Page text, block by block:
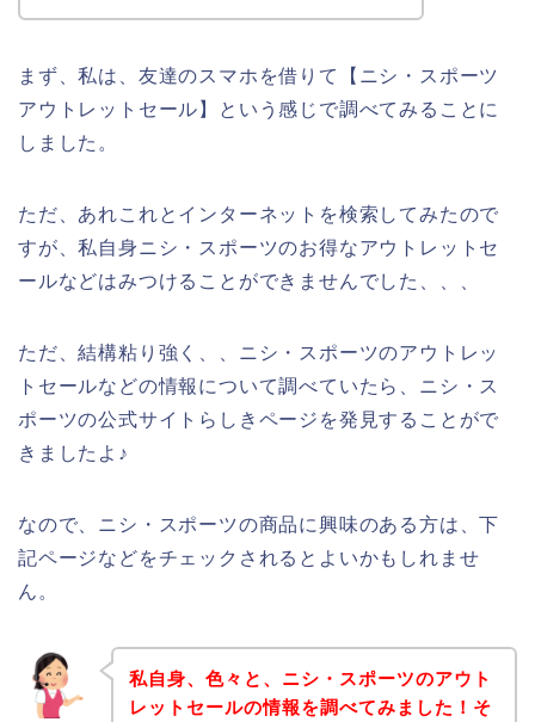
まず、私は、友達のスマホを借りて【ニシ・スポーツ
アウトレットセール】という感じで調べてみることに
しました。
ただ、あれこれとインターネットを検索してみたので
すが、私自身ニシ・スポーツのお得なアウトレットセ
ールなどはみつけることができませんでした、、、
ただ、結構粘り強く、、ニシ・スポーツのアウトレッ
トセールなどの情報について調べていたら、ニシ・ス
ポーツの公式サイトらしきページを発見することがで
きましたよ♪
なので、ニシ・スポーツの商品に興味のある方は、下
記ページなどをチェックされるとよいかもしれませ
ん。
私自身、色々と、ニシ・スポーツのアウト
レットセールの情報を調べてみました！そ